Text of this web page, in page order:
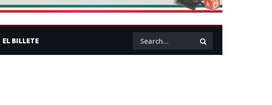
EL BILLETE